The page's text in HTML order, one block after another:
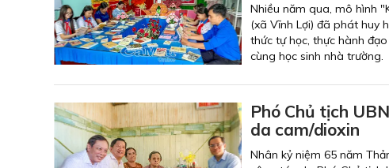
Nhiều năm qua, mô hình
(xã Vĩnh Lợi) đã phát huy
thức tự học, thực hành
cùng học sinh nhà trường.
Phó Chủ tịch
da cam/dioxin
Nhân kỷ niệm 65 năm